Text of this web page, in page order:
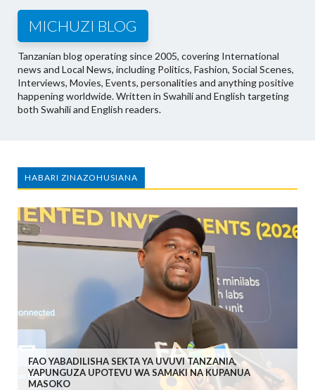
MICHUZI BLOG
Tanzanian blog operating since 2005, covering International
news and Local News, including Politics, Fashion, Social Scenes,
Interviews, Movies, Events, personalities and anything positive
happening worldwide. Written in Swahili and English targeting
both Swahili and English readers.
HABARI ZINAZOHUSIANA
FAO YABADILISHA SEKTA YA UVUVI TANZANIA,
YAPUNGUZA UPOTEVU WA SAMAKI NA KUPANUA
MASOKO